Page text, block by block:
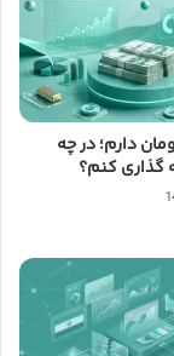
دارم؛ در چه
گذاری کنم؟